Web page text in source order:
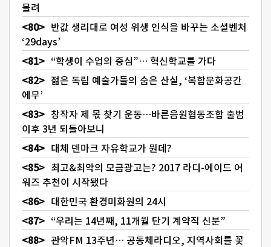
몰려
반값 생리대로 여성 위생 인식을 바꾸는 소셜벤처
‘29days’
“학생이 수업의 중심”… 혁신학교를 가다
젊은 독립 예술가들의 숨은 산실, ‘복합문화공간
에무’
창작자 제 몫 찾기 운동…바른음원협동조합 출범
이후 3년 되돌아보니
대체 덴마크 자유학교가 뭔데?
최고&최악의 모금광고는? 2017 라디-에이드 어
워즈 추천이 시작됐다
대한민국 환경미화원의 24시
“우리는 14년째, 11개월 단기 계약직 신분”
관악FM 13주년… 공동체라디오, 지역사회를 꽃